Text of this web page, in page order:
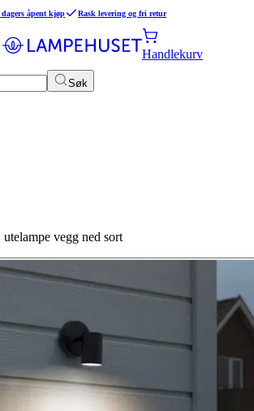
dagers åpent kjøp Rask levering og fri retur
Søk
Handlekurv
vegg ned sort